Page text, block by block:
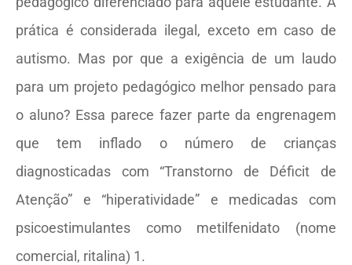
prática é considerada ilegal, exceto em caso de
autismo. Mas por que a exigência de um laudo
para um projeto pedagógico melhor pensado para
o aluno? Essa parece fazer parte da engrenagem
que tem inflado o número de crianças
diagnosticadas com “Transtorno de Déficit de
Atenção” e “hiperatividade” e medicadas com
psicoestimulantes como metilfenidato (nome
comercial, ritalina) 1.